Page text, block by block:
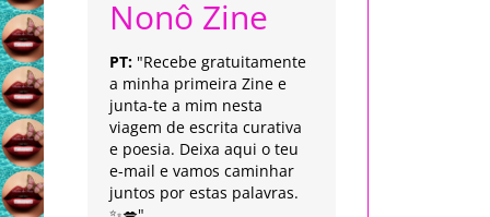
Nonô Zine
PT: "Recebe gratuitamente
a minha primeira Zine e
junta-te a mim nesta
viagem de escrita curativa
e poesia. Deixa aqui o teu
e-mail e vamos caminhar
juntos por estas palavras.